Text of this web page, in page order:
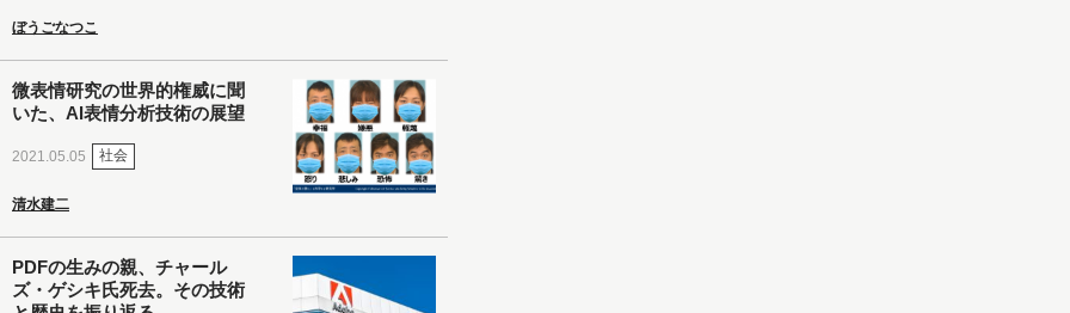
ぼうごなつこ
微表情研究の世界的権威に聞
いた、AI表情分析技術の展望
2021.05.05 社会
清水建二
PDFの生みの親、チャール
ズ・ゲシキ氏死去。その技術